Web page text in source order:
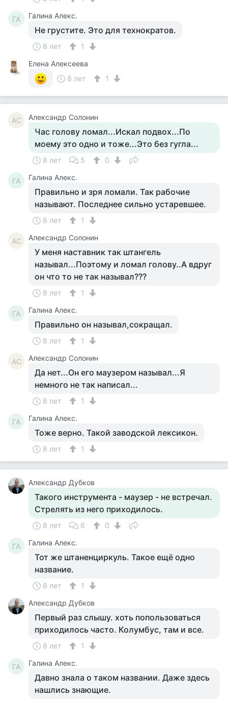
ГА Галина Алекс.
Не грустите. Это для технократов.
8 лет
1
Елена Алексеева
8 лет
1
АС Александр Солонин
Час голову ломал...Искал подвох...По
моему это одно и тоже...Это без гугла...
8 лет 5 0
ГА Галина Алекс.
Правильно и зря ломали. Так рабочие
называют. Последнее сильно устаревшее.
8 лет 1
АС Александр Солонин
У меня наставник так штангель
называл...Поэтому и ломал голову..А вдруг
он что то не так называл???
8 лет 1
ГА Галина Алекс.
Правильно он называл,сокращал.
8 лет 1
АС Александр Солонин
Да нет...Он его маузером называл...Я
немного не так написал...
8 лет 1
ГА Галина Алекс.
Тоже верно. Такой заводской лексикон.
8 лет 1
Александр Дубков
Такого инструмента - маузер - не встречал.
Стрелять из него приходилось.
8 лет 6 0
ГА Галина Алекс.
Тот же штаненциркуль. Такое ещё одно
название.
8 лет
1
Александр Дубков
Первый раз слышу. хоть попользоваться
приходилось часто. Колумбус, там и все.
8 лет 1
ГА Галина Алекс.
Давно знала о таком названии. Даже здесь
нашлись знающие.